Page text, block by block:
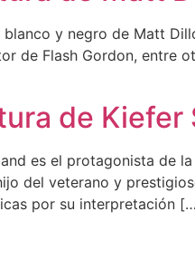
blanco y negro de Matt
de Flash Gordon, entre
de Kiefer
es el protagonista de
del veterano y
por su interpretación